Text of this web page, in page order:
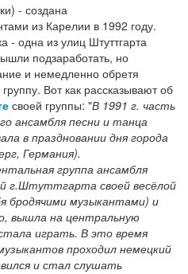
- создана
из Карелии в 1992 году.
- одна из улиц Штуттгарта
подзаработать, но
и немедленно обретя
Вот как рассказывают об
своей группы: "В 1991 г. часть
ансамбля песни и танца
в праздновании дня города
Германия).
группа ансамбля
г.Штуттгарта своей весёлой
бродячими музыкантами) и
вышла на центральную
играть. В это время
проходил немецкий
и стал слушать